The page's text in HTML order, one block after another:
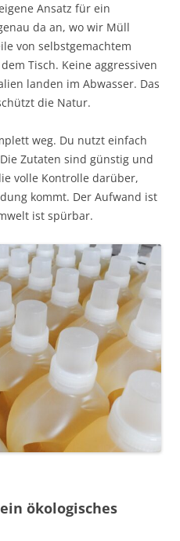
Ansatz für ein
da an, wo wir Müll
von selbstgemachtem
Tisch. Keine aggressiven
landen im Abwasser. Das
die Natur.
weg. Du nutzt einfach
Zutaten sind günstig und
volle Kontrolle darüber,
kommt. Der Aufwand ist
ist spürbar.
ökologisches